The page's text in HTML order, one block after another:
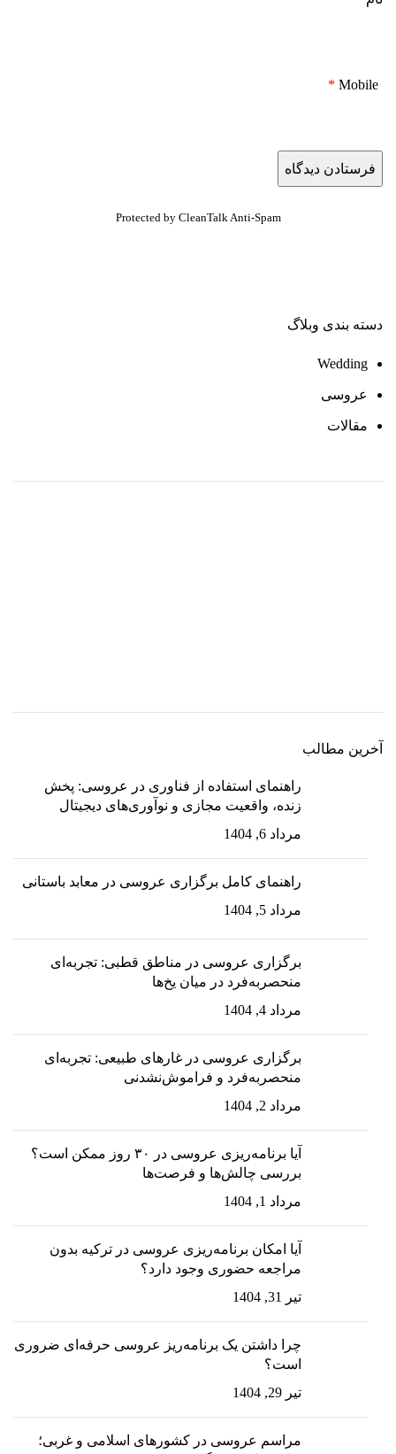
Mobile
*
Protected by CleanTalk Anti-Spam
دسته بندی وبلاگ
Wedding
عروسی
مقالات
آخرین مطالب
راهنمای استفاده از فناوری در عروسی: پخش
زنده، واقعیت مجازی و نوآوری‌های دیجیتال
مرداد 6, 1404
راهنمای کامل برگزاری عروسی در معابد باستانی
مرداد 5, 1404
برگزاری عروسی در مناطق قطبی: تجربه‌ای
منحصربه‌فرد در میان یخ‌ها
مرداد 4, 1404
برگزاری عروسی در غارهای طبیعی: تجربه‌ای
منحصربه‌فرد و فراموش‌نشدنی
مرداد 2, 1404
آیا برنامه‌ریزی عروسی در ۳۰ روز ممکن است؟
بررسی چالش‌ها و فرصت‌ها
مرداد 1, 1404
آیا امکان برنامه‌ریزی عروسی در ترکیه بدون
مراجعه حضوری وجود دارد؟
تیر 31, 1404
چرا داشتن یک برنامه‌ریز عروسی حرفه‌ای ضروری
است؟
تیر 29, 1404
مراسم عروسی در کشورهای اسلامی و غربی؛